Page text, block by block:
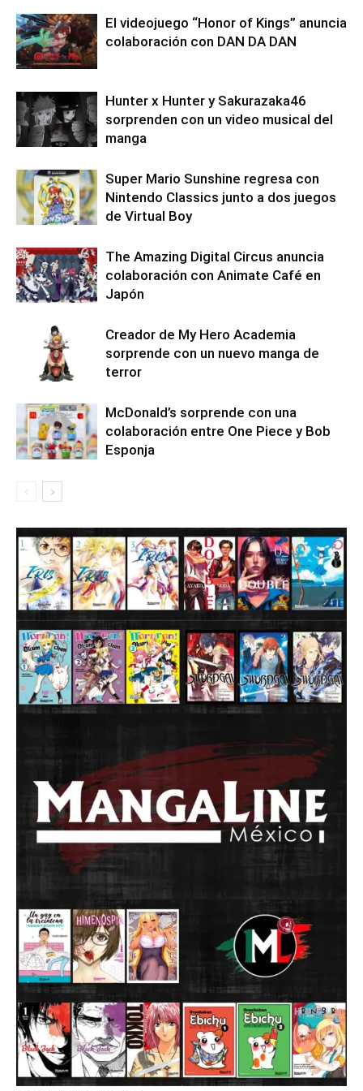
El videojuego “Honor of Kings” anuncia
colaboración con DAN DA DAN
Hunter x Hunter y Sakurazaka46
sorprenden con un video musical del
manga
Super Mario Sunshine regresa con
Nintendo Classics junto a dos juegos
de Virtual Boy
The Amazing Digital Circus anuncia
colaboración con Animate Café en
Japón
Creador de My Hero Academia
sorprende con un nuevo manga de
terror
McDonald’s sorprende con una
colaboración entre One Piece y Bob
Esponja